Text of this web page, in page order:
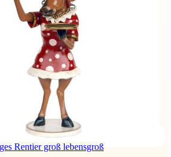
Rentier groß lebensgroß